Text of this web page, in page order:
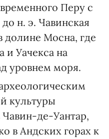
Перу с
н. э. Чавинская
долине Мосна, где
и Уачекса на
уровнем моря.
культуры
Чавин-де-Уантар,
в Андских горах к